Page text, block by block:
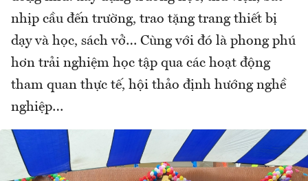
nhịp cầu đến trường, trao tặng trang thiết bị
dạy và học, sách vở… Cùng với đó là phong phú
hơn trải nghiệm học tập qua các hoạt động
tham quan thực tế, hội thảo định hướng nghề
nghiệp…